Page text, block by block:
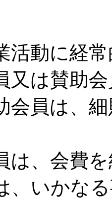
活動に経
又は賛助
会員は、
は、会費
、いかな